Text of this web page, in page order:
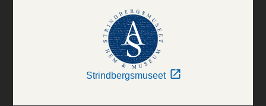
Strindbergsmuseet